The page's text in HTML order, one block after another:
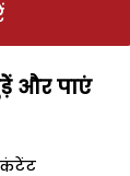
और पाएं
कंटेंट